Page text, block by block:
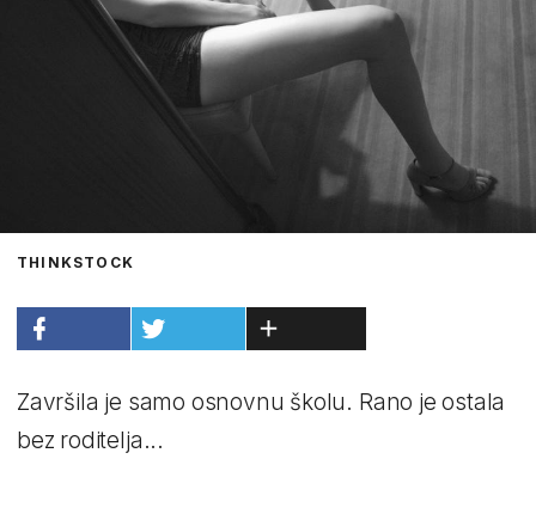
THINKSTOCK
Završila je samo osnovnu školu. Rano je ostala
bez roditelja...